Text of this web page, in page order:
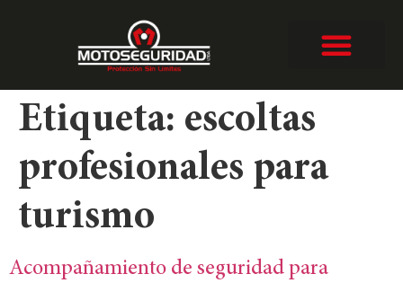
Etiqueta: escoltas
profesionales para
turismo
Acompañamiento de seguridad para